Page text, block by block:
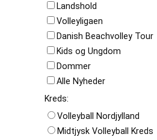
Landshold
Volleyligaen
Danish Beachvolley Tour
Kids og Ungdom
Dommer
Alle Nyheder
Kreds:
Volleyball Nordjylland
Midtjysk Volleyball Kreds